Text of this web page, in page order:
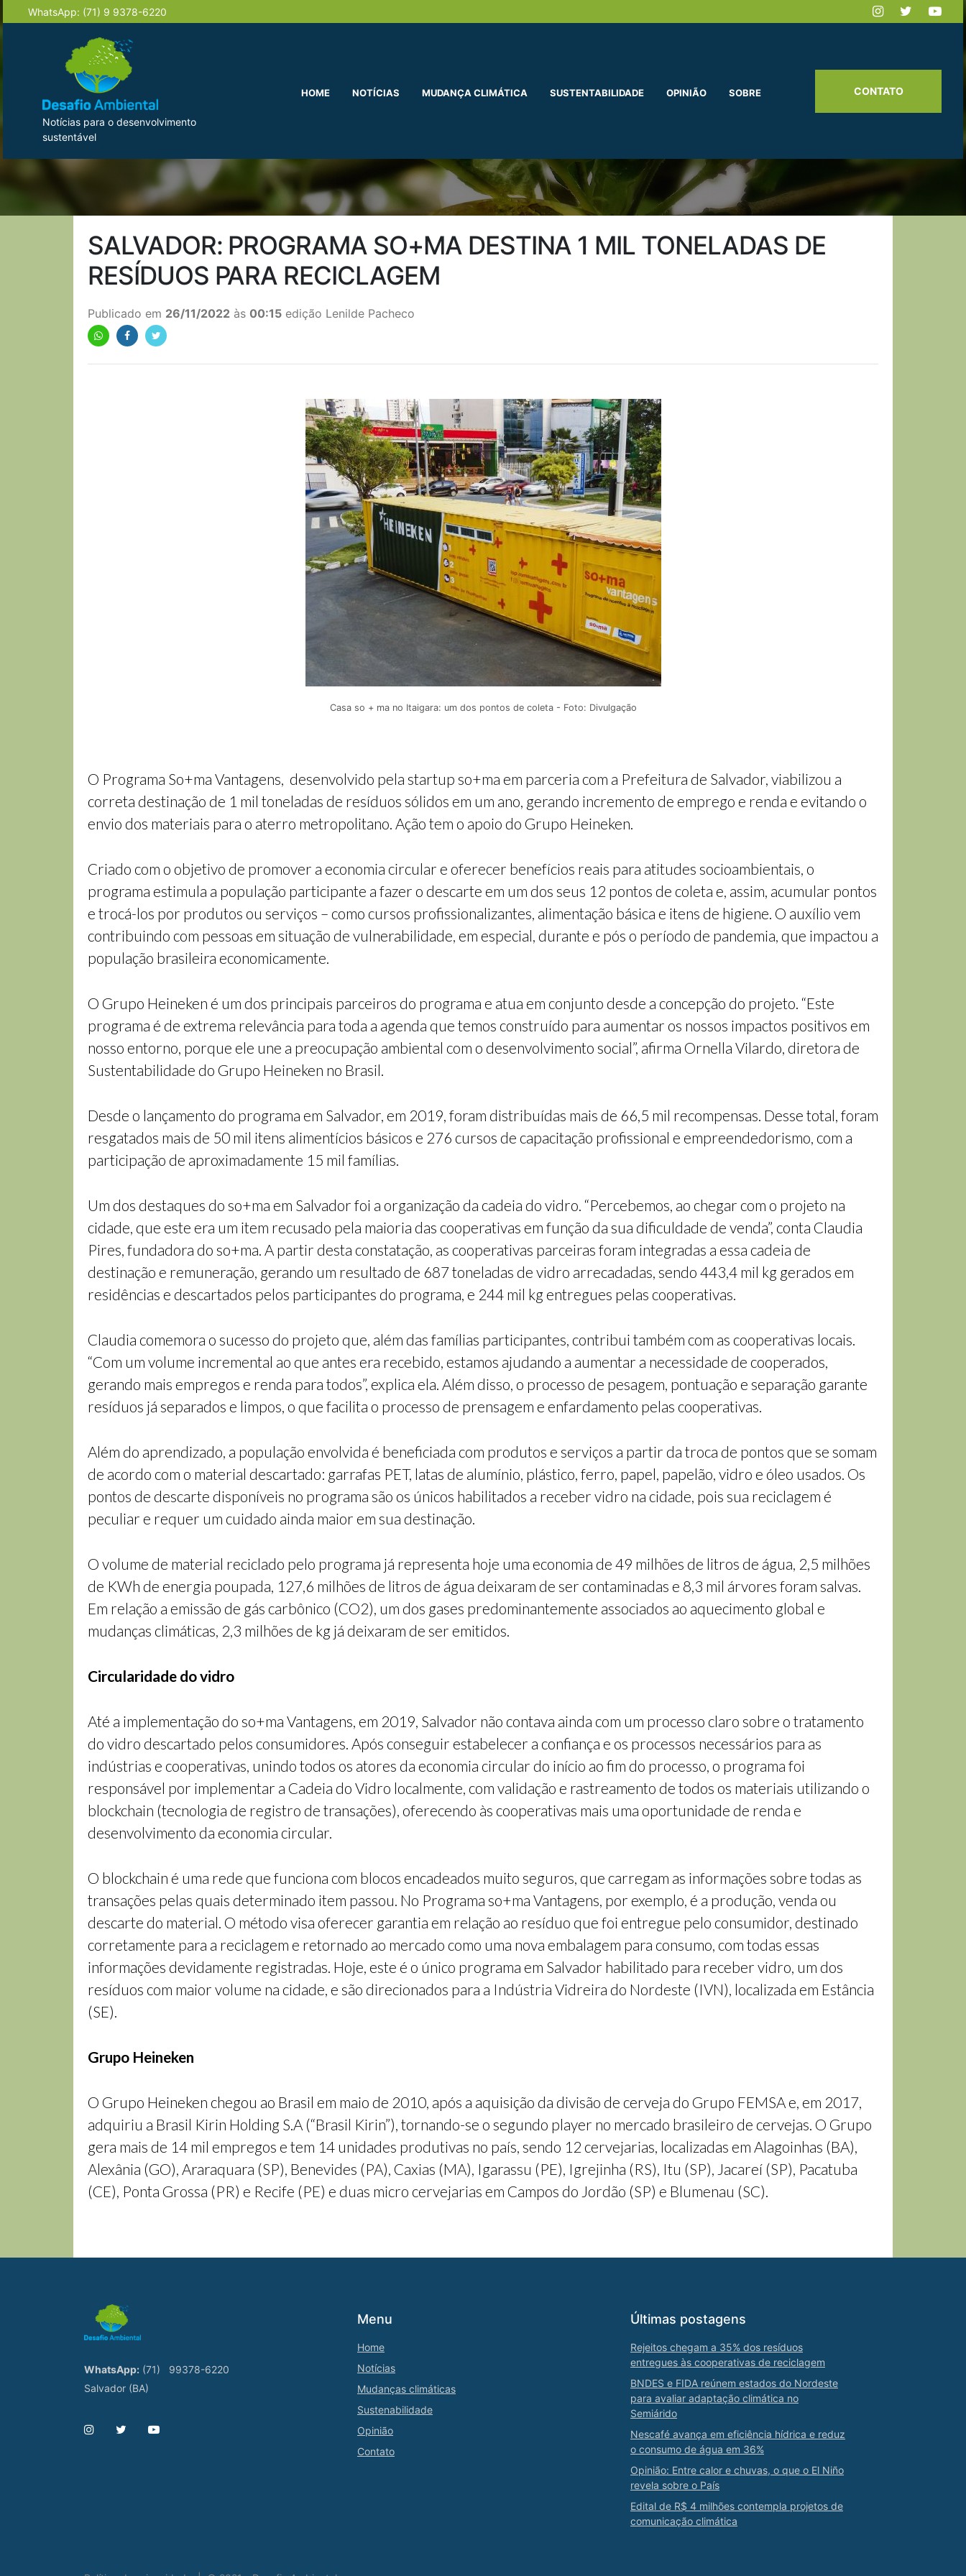
WhatsApp: (71) 9 9378-6220
Notícias para o desenvolvimento
sustentável
HOME NOTÍCIAS MUDANÇA CLIMÁTICA SUSTENTABILIDADE OPINIÃO SOBRE CONTATO
SALVADOR: PROGRAMA SO+MA DESTINA 1 MIL TONELADAS DE
RESÍDUOS PARA RECICLAGEM
Publicado em 26/11/2022 às 00:15 edição Lenilde Pacheco
Casa so + ma no Itaigara: um dos pontos de coleta - Foto: Divulgação
O Programa So+ma Vantagens, desenvolvido pela startup so+ma em parceria com a Prefeitura de Salvador, viabilizou a
correta destinação de 1 mil toneladas de resíduos sólidos em um ano, gerando incremento de emprego e renda e evitando o
envio dos materiais para o aterro metropolitano. Ação tem o apoio do Grupo Heineken.
Criado com o objetivo de promover a economia circular e oferecer benefícios reais para atitudes socioambientais, o
programa estimula a população participante a fazer o descarte em um dos seus 12 pontos de coleta e, assim, acumular pontos
e trocá-los por produtos ou serviços – como cursos profissionalizantes, alimentação básica e itens de higiene. O auxílio vem
contribuindo com pessoas em situação de vulnerabilidade, em especial, durante e pós o período de pandemia, que impactou a
população brasileira economicamente.
O Grupo Heineken é um dos principais parceiros do programa e atua em conjunto desde a concepção do projeto. “Este
programa é de extrema relevância para toda a agenda que temos construído para aumentar os nossos impactos positivos em
nosso entorno, porque ele une a preocupação ambiental com o desenvolvimento social”, afirma Ornella Vilardo, diretora de
Sustentabilidade do Grupo Heineken no Brasil.
Desde o lançamento do programa em Salvador, em 2019, foram distribuídas mais de 66,5 mil recompensas. Desse total, foram
resgatados mais de 50 mil itens alimentícios básicos e 276 cursos de capacitação profissional e empreendedorismo, com a
participação de aproximadamente 15 mil famílias.
Um dos destaques do so+ma em Salvador foi a organização da cadeia do vidro. “Percebemos, ao chegar com o projeto na
cidade, que este era um item recusado pela maioria das cooperativas em função da sua dificuldade de venda”, conta Claudia
Pires, fundadora do so+ma. A partir desta constatação, as cooperativas parceiras foram integradas a essa cadeia de
destinação e remuneração, gerando um resultado de 687 toneladas de vidro arrecadadas, sendo 443,4 mil kg gerados em
residências e descartados pelos participantes do programa, e 244 mil kg entregues pelas cooperativas.
Claudia comemora o sucesso do projeto que, além das famílias participantes, contribui também com as cooperativas locais.
“Com um volume incremental ao que antes era recebido, estamos ajudando a aumentar a necessidade de cooperados,
gerando mais empregos e renda para todos”, explica ela. Além disso, o processo de pesagem, pontuação e separação garante
resíduos já separados e limpos, o que facilita o processo de prensagem e enfardamento pelas cooperativas.
Além do aprendizado, a população envolvida é beneficiada com produtos e serviços a partir da troca de pontos que se somam
de acordo com o material descartado: garrafas PET, latas de alumínio, plástico, ferro, papel, papelão, vidro e óleo usados. Os
pontos de descarte disponíveis no programa são os únicos habilitados a receber vidro na cidade, pois sua reciclagem é
peculiar e requer um cuidado ainda maior em sua destinação.
O volume de material reciclado pelo programa já representa hoje uma economia de 49 milhões de litros de água, 2,5 milhões
de KWh de energia poupada, 127,6 milhões de litros de água deixaram de ser contaminadas e 8,3 mil árvores foram salvas.
Em relação a emissão de gás carbônico (CO2), um dos gases predominantemente associados ao aquecimento global e
mudanças climáticas, 2,3 milhões de kg já deixaram de ser emitidos.
Circularidade do vidro
Até a implementação do so+ma Vantagens, em 2019, Salvador não contava ainda com um processo claro sobre o tratamento
do vidro descartado pelos consumidores. Após conseguir estabelecer a confiança e os processos necessários para as
indústrias e cooperativas, unindo todos os atores da economia circular do início ao fim do processo, o programa foi
responsável por implementar a Cadeia do Vidro localmente, com validação e rastreamento de todos os materiais utilizando o
blockchain (tecnologia de registro de transações), oferecendo às cooperativas mais uma oportunidade de renda e
desenvolvimento da economia circular.
O blockchain é uma rede que funciona com blocos encadeados muito seguros, que carregam as informações sobre todas as
transações pelas quais determinado item passou. No Programa so+ma Vantagens, por exemplo, é a produção, venda ou
descarte do material. O método visa oferecer garantia em relação ao resíduo que foi entregue pelo consumidor, destinado
corretamente para a reciclagem e retornado ao mercado como uma nova embalagem para consumo, com todas essas
informações devidamente registradas. Hoje, este é o único programa em Salvador habilitado para receber vidro, um dos
resíduos com maior volume na cidade, e são direcionados para a Indústria Vidreira do Nordeste (IVN), localizada em Estância
(SE).
Grupo Heineken
O Grupo Heineken chegou ao Brasil em maio de 2010, após a aquisição da divisão de cerveja do Grupo FEMSA e, em 2017,
adquiriu a Brasil Kirin Holding S.A (“Brasil Kirin”), tornando-se o segundo player no mercado brasileiro de cervejas. O Grupo
gera mais de 14 mil empregos e tem 14 unidades produtivas no país, sendo 12 cervejarias, localizadas em Alagoinhas (BA),
Alexânia (GO), Araraquara (SP), Benevides (PA), Caxias (MA), Igarassu (PE), Igrejinha (RS), Itu (SP), Jacareí (SP), Pacatuba
(CE), Ponta Grossa (PR) e Recife (PE) e duas micro cervejarias em Campos do Jordão (SP) e Blumenau (SC).
WhatsApp: (71)
99378-6220
Salvador (BA)
Menu
Home
Notícias
Mudanças climáticas
Sustenabilidade
Opinião
Contato
Últimas postagens
Rejeitos chegam a 35% dos resíduos
entregues às cooperativas de reciclagem
BNDES e FIDA reúnem estados do Nordeste
para avaliar adaptação climática no
Semiárido
Nescafé avança em eficiência hídrica e reduz
o consumo de água em 36%
Opinião: Entre calor e chuvas, o que o El Niño
revela sobre o País
Edital de R$ 4 milhões contempla projetos de
comunicação climática